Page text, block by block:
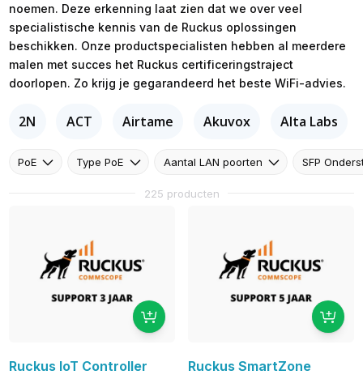
noemen. Deze erkenning laat zien dat we over veel
specialistische kennis van de Ruckus oplossingen
beschikken. Onze productspecialisten hebben al meerdere
malen met succes het Ruckus certificeringstraject
doorlopen. Zo krijg je gegarandeerd het beste WiFi-advies.
2N ACT Airtame Akuvox Alta Labs
PoE Type PoE Aantal LAN poorten SFP
225 producten
Ruckus IoT Controller
Ruckus SmartZone